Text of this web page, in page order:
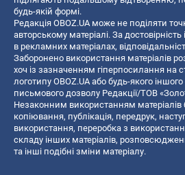
будь-якій формі.
Редакція OBOZ.UA може не поділяти
авторському матеріалі. За достовірність
в рекламних матеріалах,
Заборонено використання матеріалів
хоч із зазначенням гіперпосилання на
логотипу OBOZ.UA або будь-якого
письмового дозволу Редакції/ТОВ
Незаконним використанням матеріалів
копiювання, публiкацiя, передрук,
використання, переробка з
складу інших матеріалів,
та інші подібні зміни матеріалу.